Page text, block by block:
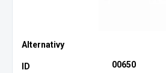
00650